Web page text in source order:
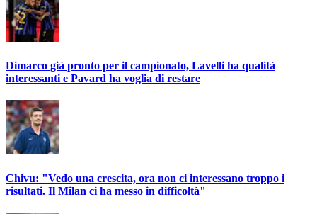
Dimarco già pronto per il campionato, Lavelli ha qualità
interessanti e Pavard ha voglia di restare
Chivu: "Vedo una crescita, ora non ci interessano troppo i
risultati. Il Milan ci ha messo in difficoltà"